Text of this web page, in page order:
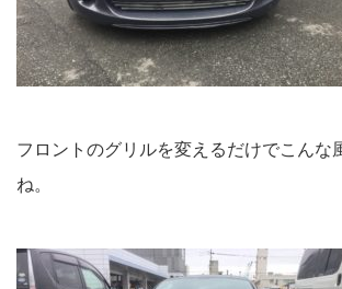
フロントのグリルを変えるだけでこんな
ね。